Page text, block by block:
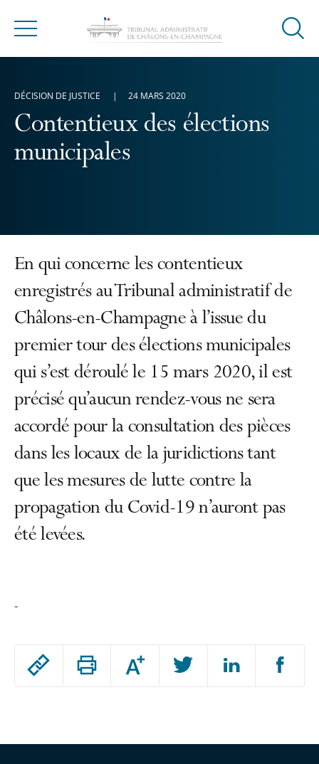
Menu
Ouvrir
Contentieux des élections
municipales
DÉCISION DE JUSTICE 24 MARS 2020
Passer
Augmenter
ou
En qui concerne les contentieux
enregistrés au Tribunal administratif de
Châlons-en-Champagne à l’issue du
premier tour des élections municipales
qui s’est déroulé le 15 mars 2020, il est
précisé qu’aucun rendez-vous ne sera
accordé pour la consultation des pièces
dans les locaux de la juridictions tant
que les mesures de lutte contre la
propagation du Covid-19 n’auront pas
été levées.
-